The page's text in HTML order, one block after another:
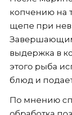
копчению на
щепе при
Завершающим
выдержка в
этого рыба
блюд и
По мнению